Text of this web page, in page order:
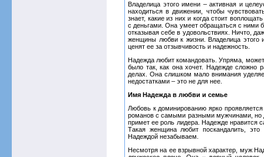
Владелица этого имени – активная и
находиться в движении, чтобы
знает, какие из них и когда стоит
с деньгами. Она умеет обращаться с ними
отказывая себе в удовольствиях. Ничто,
женщины любви к жизни. Владелица
ценят ее за отзывчивость и надежность.
Надежда любит командовать. Упряма,
было так, как она хочет. Надежде сложно
делах. Она слишком мало внимания
недостатками – это не для нее.
Имя Надежда в любви и семье
Любовь к доминированию ярко
романов с самыми разными мужчинами, но
примет ее роль лидера. Надежде нравится
Такая женщина любит поскандалить,
Надеждой незабываем.
Несмотря на ее взрывной характер, муж